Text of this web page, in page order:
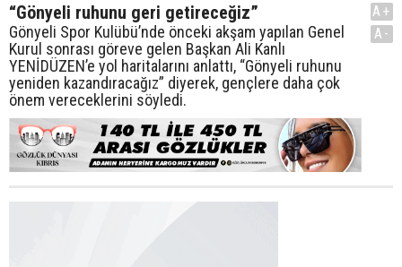
“Gönyeli ruhunu geri getireceğiz”
Gönyeli Spor Kulübü’nde önceki akşam yapılan Genel
Kurul sonrası göreve gelen Başkan Ali Kanlı
YENİDÜZEN’e yol haritalarını anlattı, “Gönyeli ruhunu
yeniden kazandıracağız” diyerek, gençlere daha çok
önem vereceklerini söyledi.
A+
A-